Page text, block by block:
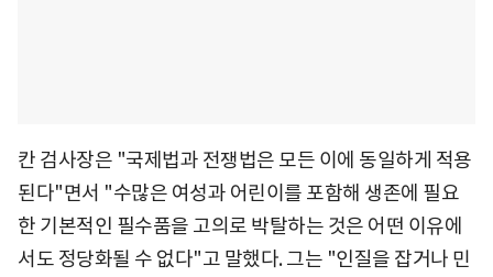
칸 검사장은 "국제법과 전쟁법은 모든 이에 동일하게 적용
된다"면서 "수많은 여성과 어린이를 포함해 생존에 필요
한 기본적인 필수품을 고의로 박탈하는 것은 어떤 이유에
서도 정당화될 수 없다"고 말했다. 그는 "인질을 잡거나 민